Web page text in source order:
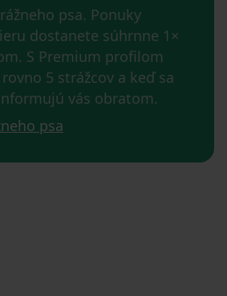
psa. Ponuky
dostanete súhrnne 1×
S Premium profilom
5 strážcov a keď sa
vás obratom.
psa